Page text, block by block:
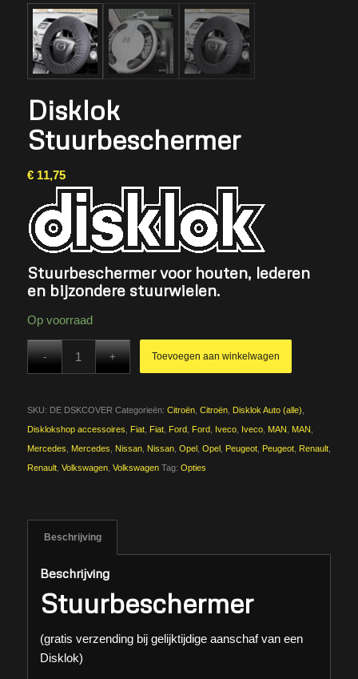
Disklok
Stuurbeschermer
€11,75
Stuurbeschermer voor houten, lederen
en bijzondere stuurwielen.
Op voorraad
Toevoegen aan winkelwagen
SKU: DE DSKCOVER Categorieën: Citroën, Citroën, Disklok Auto (alle),
Disklokshop accessoires, Fiat, Fiat, Ford, Ford, Iveco, Iveco, MAN, MAN,
Mercedes, Mercedes, Nissan, Nissan, Opel , Opel , Peugeot, Peugeot, Renault,
Renault, Volkswagen, Volkswagen Tag: Opties
Beschrijving
Beschrijving
Stuurbeschermer
(gratis verzending bij gelijktijdige aanschaf van een
Disklok)